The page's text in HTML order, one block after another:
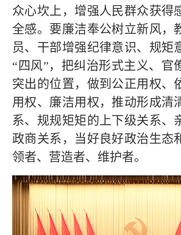
众心坎上，增强人民群众获得
全感。要廉洁奉公树立新风，
员、干部增强纪律意识、规矩
“四风”，把纠治形式主义、官
突出的位置，做到公正用权、
用权、廉洁用权，推动形成清
系、规规矩矩的上下级关系、
政商关系，当好良好政治生态
领者、营造者、维护者。